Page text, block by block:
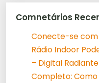
Comnetários
Conecte-se com
Rádio Indoor
– Digital
Completo: Como